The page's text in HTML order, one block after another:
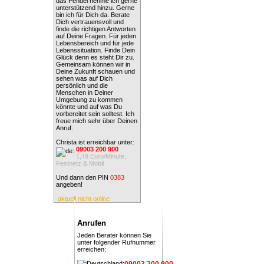
unterstützend hinzu. Gerne
bin ich für Dich da. Berate
Dich vertrauensvoll und
finde die richtigen Antworten
auf Deine Fragen. Für jeden
Lebensbereich und für jede
Lebenssituation. Finde Dein
Glück denn es steht Dir zu.
Gemeinsam können wir in
Deine Zukunft schauen und
sehen was auf Dich
persönlich und die
Menschen in Deiner
Umgebung zu kommen
könnte und auf was Du
vorbereitet sein solltest. Ich
freue mich sehr über Deinen
Anruf.
Christa ist erreichbar unter:
09003 200 900
1,49 Euro/Minute,
Festnetz & Mobil
Und dann den PIN 0383
angeben!
aktuell nicht online
Anrufen
Jeden Berater können Sie
unter folgender Rufnummer
erreichen: